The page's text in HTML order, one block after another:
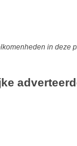
in deze